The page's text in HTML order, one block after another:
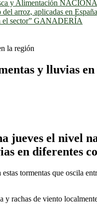
y Alimentación
arroz, aplicadas en
sector” GANADERÍA
la región
y lluvias
jueves el nivel
en diferentes
tormentas que oscila
y rachas de viento